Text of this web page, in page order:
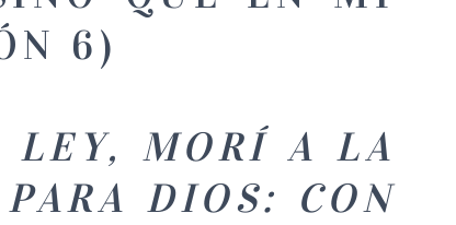
6)
LEY, MORÍ A LA
DIOS: CON